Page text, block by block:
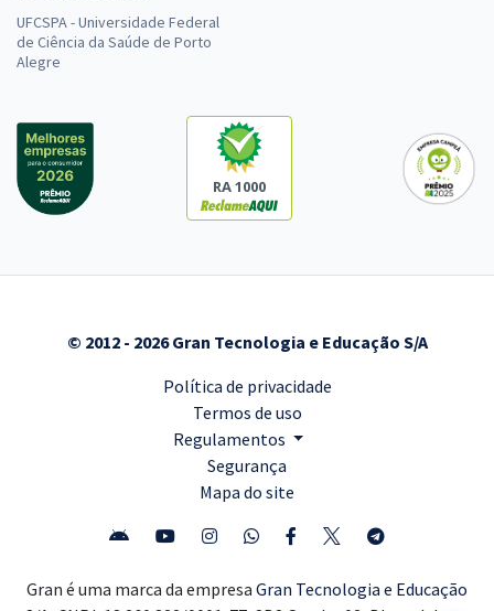
UFCSPA - Universidade Federal
de Ciência da Saúde de Porto
Alegre
RA 1000
© 2012 - 2026 Gran Tecnologia e Educação S/A
Política de privacidade
Termos de uso
Regulamentos
Segurança
Mapa do site
Gran é uma marca da empresa Gran Tecnologia e Educação